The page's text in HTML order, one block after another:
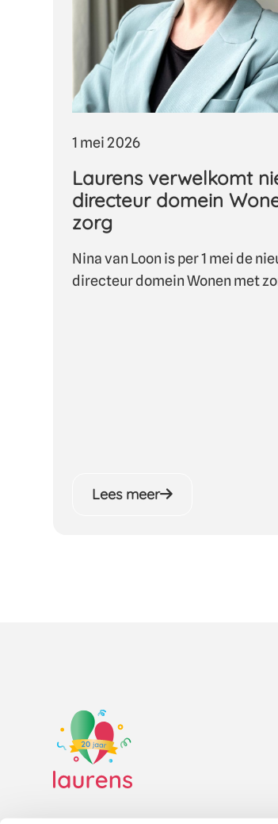
1 mei 2026
Laurens verwelkomt
directeur domein
zorg
Nina van Loon is per 1 mei de
directeur domein Wonen met
Lees meer